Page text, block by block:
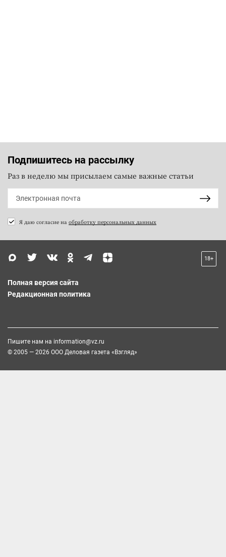
Подпишитесь на рассылку
Раз в неделю мы присылаем самые важные статьи
Я даю согласие на обработку персональных данных
18+
Полная версия сайта
Редакционная политика
Пишите нам на information@vz.ru
© 2005 — 2026 ООО Деловая газета «Взгляд»